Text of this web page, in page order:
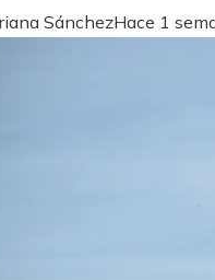
SánchezHace 1